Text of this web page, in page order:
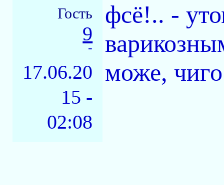
Гость
9
-
17.06.20
15 -
02:08
фсё!.. -
може,